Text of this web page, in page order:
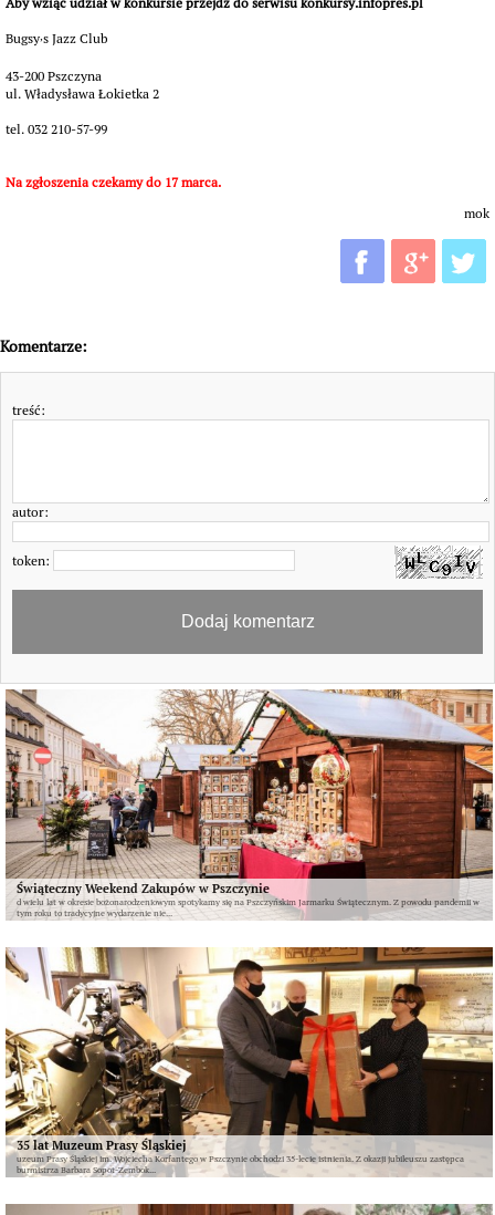
Bugsy’s Jazz Club
43-200 Pszczyna
ul. Władysława Łokietka 2
tel. 032 210-57-99
Na zgłoszenia czekamy do 17 marca.
mok
Komentarze:
treść:
autor:
token:
Świąteczny Weekend Zakupów w Pszczynie
d wielu lat w okresie bożonarodzeniowym spotykamy się na Pszczyńskim Jarmarku Świątecznym. Z powodu pandemii w
tym roku to tradycyjne wydarzenie nie...
35 lat Muzeum Prasy Śląskiej
uzeum Prasy Śląskiej im. Wojciecha Korfantego w Pszczynie obchodzi 35-lecie istnienia. Z okazji jubileuszu zastępca
burmistrza Barbara Sopot-Zembok...